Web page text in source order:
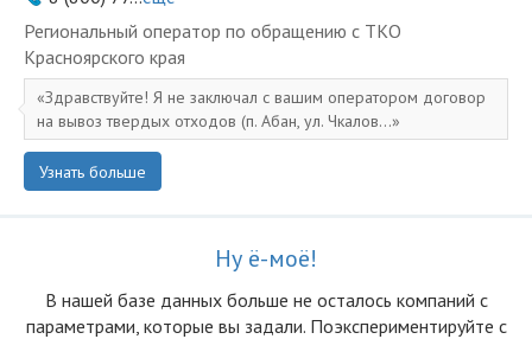
Региональный оператор по обращению с ТКО
Красноярского края
Здравствуйте! Я не заключал с вашим оператором договор
на вывоз твердых отходов (п. Абан, ул. Чкалов...
Узнать больше
Ну ё-моё!
В нашей базе данных больше не осталоcь компаний с
параметрами, которые вы задали. Поэкспериментируйте с